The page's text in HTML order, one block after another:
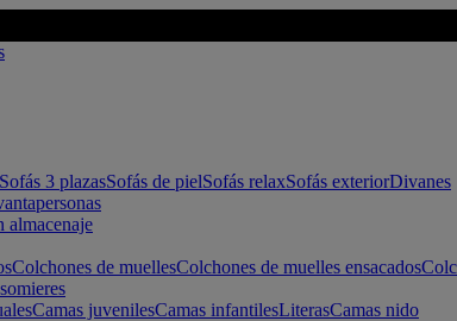
Sofás 3 plazasSofás de pielSofás relaxSofás exteriorDivanes
almacenaje
Colchones de muellesColchones de muelles ensacados
Camas juvenilesCamas infantilesLiterasCamas nido